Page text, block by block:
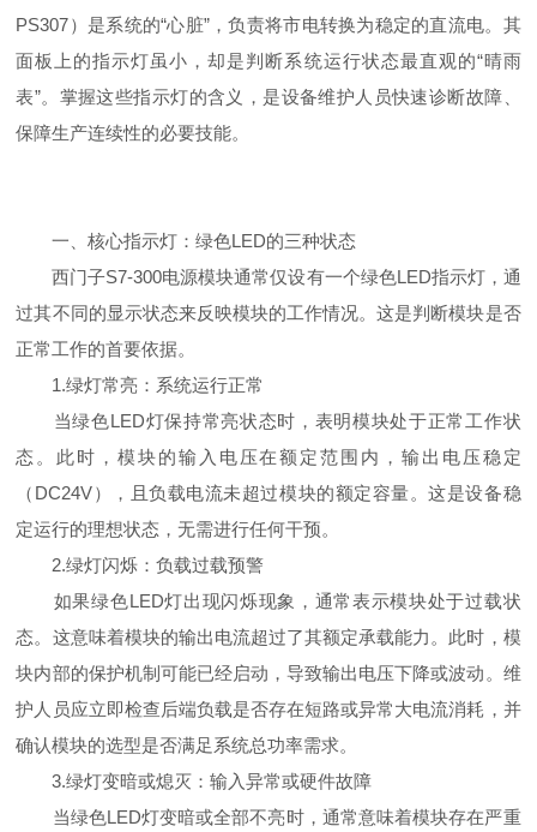
PS307）是系统的“心脏”，负责将市电转换为稳定的直流电。其
面板上的指示灯虽小，却是判断系统运行状态最直观的“晴雨
表”。掌握这些指示灯的含义，是设备维护人员快速诊断故障、
保障生产连续性的必要技能。
一、核心指示灯：绿色LED的三种状态
西门子S7-300电源模块通常仅设有一个绿色LED指示灯，通
过其不同的显示状态来反映模块的工作情况。这是判断模块是否
正常工作的首要依据。
1.绿灯常亮：系统运行正常
当绿色LED灯保持常亮状态时，表明模块处于正常工作状
态。此时，模块的输入电压在额定范围内，输出电压稳定
（DC24V），且负载电流未超过模块的额定容量。这是设备稳
定运行的理想状态，无需进行任何干预。
2.绿灯闪烁：负载过载预警
如果绿色LED灯出现闪烁现象，通常表示模块处于过载状
态。这意味着模块的输出电流超过了其额定承载能力。此时，模
块内部的保护机制可能已经启动，导致输出电压下降或波动。维
护人员应立即检查后端负载是否存在短路或异常大电流消耗，并
确认模块的选型是否满足系统总功率需求。
3.绿灯变暗或熄灭：输入异常或硬件故障
当绿色LED灯变暗或全部不亮时，通常意味着模块存在严重